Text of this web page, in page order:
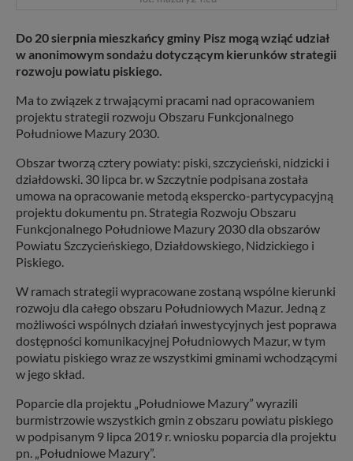
Do 20 sierpnia mieszkańcy gminy Pisz mogą wziąć udział
w anonimowym sondażu dotyczącym kierunków strategii
rozwoju powiatu piskiego.
Ma to związek z trwającymi pracami nad opracowaniem
projektu strategii rozwoju Obszaru Funkcjonalnego
Południowe Mazury 2030.
Obszar tworzą cztery powiaty: piski, szczycieński, nidzicki i
działdowski. 30 lipca br. w Szczytnie podpisana została
umowa na opracowanie metodą ekspercko-partycypacyjną
projektu dokumentu pn. Strategia Rozwoju Obszaru
Funkcjonalnego Południowe Mazury 2030 dla obszarów
Powiatu Szczycieńskiego, Działdowskiego, Nidzickiego i
Piskiego.
W ramach strategii wypracowane zostaną wspólne kierunki
rozwoju dla całego obszaru Południowych Mazur. Jedną z
możliwości wspólnych działań inwestycyjnych jest poprawa
dostępności komunikacyjnej Południowych Mazur, w tym
powiatu piskiego wraz ze wszystkimi gminami wchodzącymi
w jego skład.
Poparcie dla projektu „Południowe Mazury” wyrazili
burmistrzowie wszystkich gmin z obszaru powiatu piskiego
w podpisanym 9 lipca 2019 r. wniosku poparcia dla projektu
pn. „Południowe Mazury”.